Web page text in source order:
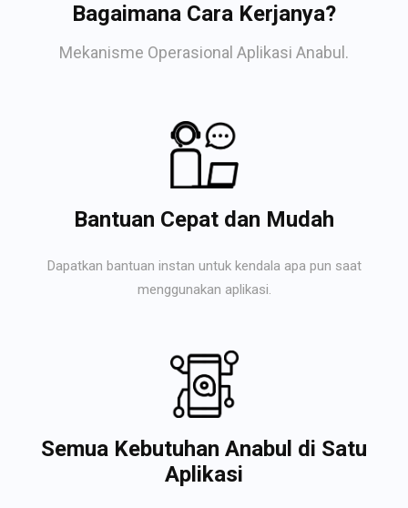
Bagaimana Cara Kerjanya?
Mekanisme Operasional Aplikasi Anabul.
Bantuan Cepat dan Mudah
Dapatkan bantuan instan untuk kendala apa pun saat
menggunakan aplikasi.
Semua Kebutuhan Anabul di Satu
Aplikasi